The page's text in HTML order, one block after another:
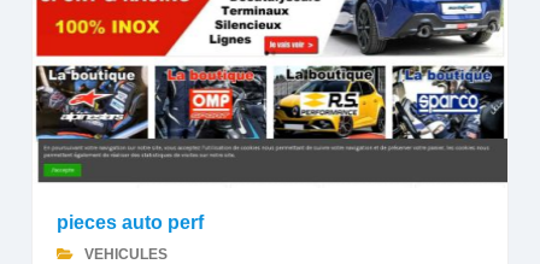
pieces auto perf
VEHICULES